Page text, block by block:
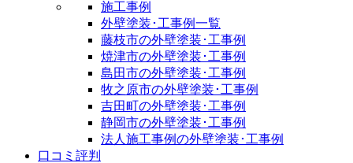
施工事例
外壁塗装･工事例一覧
藤枝市の外壁塗装･工事例
焼津市の外壁塗装･工事例
島田市の外壁塗装･工事例
牧之原市の外壁塗装･工事例
吉田町の外壁塗装･工事例
静岡市の外壁塗装･工事例
法人施工事例の外壁塗装･工事例
口コミ評判